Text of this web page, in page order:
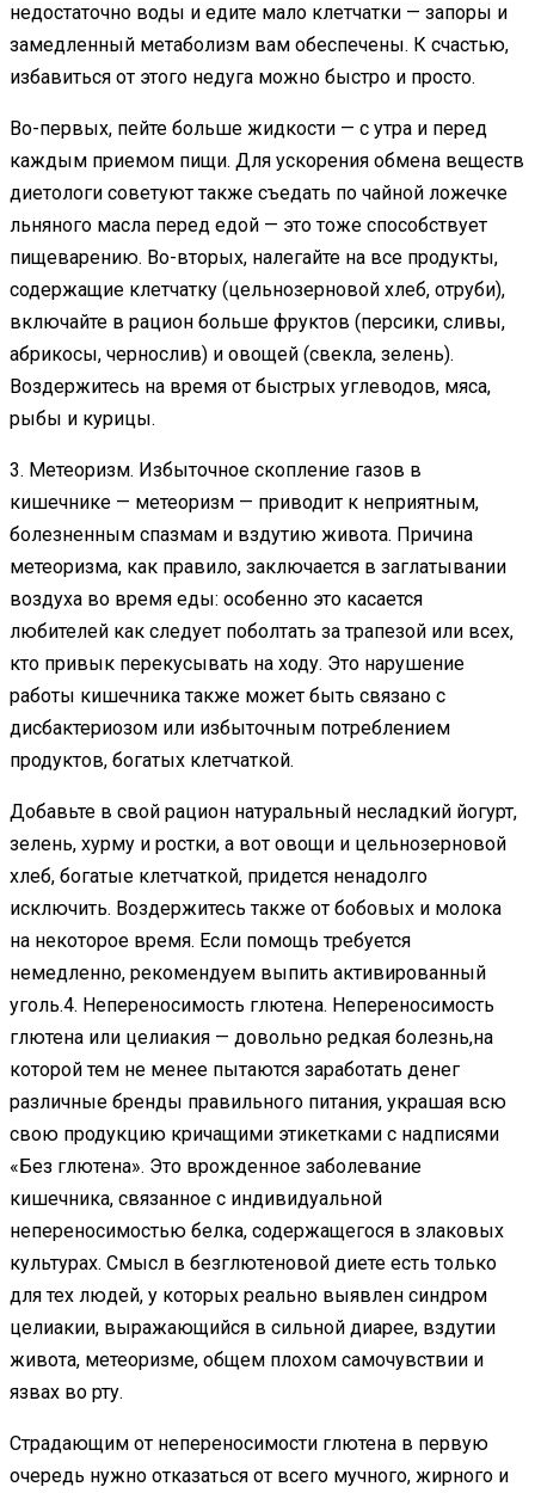
недостаточно воды и едите мало клетчатки — запоры и
замедленный метаболизм вам обеспечены. К счастью,
избавиться от этого недуга можно быстро и просто.
Во-первых, пейте больше жидкости — с утра и перед
каждым приемом пищи. Для ускорения обмена веществ
диетологи советуют также съедать по чайной ложечке
льняного масла перед едой — это тоже способствует
пищеварению. Во-вторых, налегайте на все продукты,
содержащие клетчатку (цельнозерновой хлеб, отруби),
включайте в рацион больше фруктов (персики, сливы,
абрикосы, чернослив) и овощей (свекла, зелень).
Воздержитесь на время от быстрых углеводов, мяса,
рыбы и курицы.
3. Метеоризм. Избыточное скопление газов в
кишечнике — метеоризм — приводит к неприятным,
болезненным спазмам и вздутию живота. Причина
метеоризма, как правило, заключается в заглатывании
воздуха во время еды: особенно это касается
любителей как следует поболтать за трапезой или всех,
кто привык перекусывать на ходу. Это нарушение
работы кишечника также может быть связано с
дисбактериозом или избыточным потреблением
продуктов, богатых клетчаткой.
Добавьте в свой рацион натуральный несладкий йогурт,
зелень, хурму и ростки, а вот овощи и цельнозерновой
хлеб, богатые клетчаткой, придется ненадолго
исключить. Воздержитесь также от бобовых и молока
на некоторое время. Если помощь требуется
немедленно, рекомендуем выпить активированный
уголь.4. Непереносимость глютена. Непереносимость
глютена или целиакия — довольно редкая болезнь,на
которой тем не менее пытаются заработать денег
различные бренды правильного питания, украшая всю
свою продукцию кричащими этикетками с надписями
«Без глютена». Это врожденное заболевание
кишечника, связанное с индивидуальной
непереносимостью белка, содержащегося в злаковых
культурах. Смысл в безглютеновой диете есть только
для тех людей, у которых реально выявлен синдром
целиакии, выражающийся в сильной диарее, вздутии
живота, метеоризме, общем плохом самочувствии и
язвах во рту.
Страдающим от непереносимости глютена в первую
очередь нужно отказаться от всего мучного, жирного и